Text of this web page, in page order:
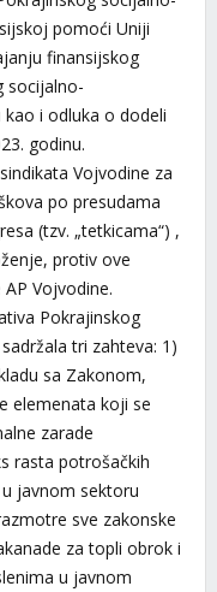
pomoći Uniji
finansijskog
socijalno-
i odluka o dodeli
godinu.
Vojvodine za
po presudama
(tzv. „tetkicama“) ,
protiv ove
AP Vojvodine.
Pokrajinskog
tri zahteva: 1)
sa Zakonom,
elemenata koji se
zarade
rasta potrošačkih
javnom sektoru
sve zakonske
za topli obrok i
u javnom